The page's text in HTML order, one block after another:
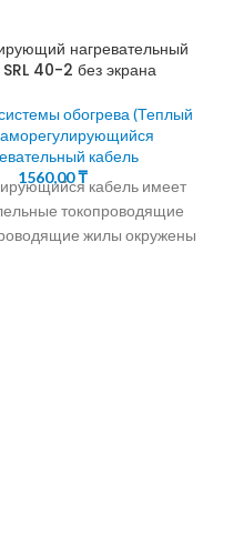
нагревательный
SRL 40-2 без экрана
обогрева (Теплый
кабель
1560,00₸кабель имеет
токопроводящие
жилы окружены